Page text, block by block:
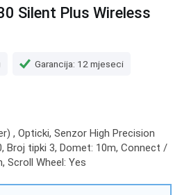
Silent Plus Wireless
Garancija: 12 mjeseci
, Opticki, Senzor High Precision
Broj tipki 3, Domet: 10m, Connect /
Wheel: Yes